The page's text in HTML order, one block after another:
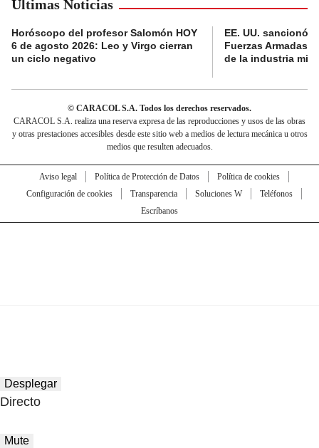
Últimas Noticias
Horóscopo del profesor Salomón HOY
6 de agosto 2026: Leo y Virgo cierran
un ciclo negativo
EE. UU. sancionó
Fuerzas Armadas
de la industria
© CARACOL S.A. Todos los derechos reservados.
CARACOL S.A. realiza una reserva expresa de las reproducciones y usos de las obras
y otras prestaciones accesibles desde este sitio web a medios de lectura mecánica u otros
medios que resulten adecuados.
Aviso legal Política de Protección de Datos
Política de cookies
Configuración de cookies
Transparencia Soluciones W
Teléfonos
Escríbanos
Desplegar
Directo
Mute